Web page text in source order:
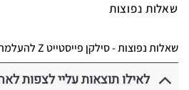
שאלות נפוצות
שאלות נפוצות - סילקן פייסטייט Z להעלמת קמטים בעור הפנים
לאילו תוצאות עליי לצפות